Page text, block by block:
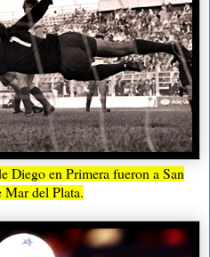
Diego en Primera fueron a San
Mar del Plata.